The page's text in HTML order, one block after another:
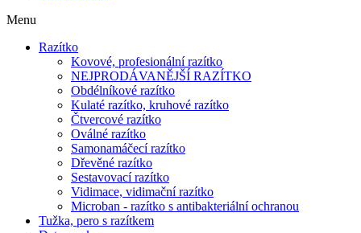
Menu
Razítko
Kovové, profesionální razítko
NEJPRODÁVANĚJŠÍ RAZÍTKO
Obdélníkové razítko
Kulaté razítko, kruhové razítko
Čtvercové razítko
Oválné razítko
Samonamáčecí razítko
Dřevěné razítko
Sestavovací razítko
Vidimace, vidimační razítko
Microban - razítko s antibakteriální ochranou
Tužka, pero s razítkem